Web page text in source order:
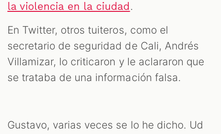
la violencia en la ciudad .
En Twitter, otros tuiteros, como el
secretario de seguridad de Cali, Andrés
Villamizar, lo criticaron y le aclararon que
se trataba de una información falsa.
Gustavo, varias veces se lo he dicho. Ud